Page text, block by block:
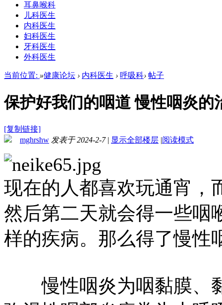
耳鼻喉科
儿科医生
内科医生
妇科医生
牙科医生
外科医生
当前位置: »健康论坛 › 内科医生 › 呼吸科› 帖子
保护好我们的咽道 慢性咽炎的
[复制链接]
mghrshw 发表于 2024-2-7 | 显示全部楼层 |阅读模式
现在的人都喜欢玩通宵，
然后第二天就会得一些咽
样的疾病。那么得了慢性
慢性咽炎为咽黏膜、